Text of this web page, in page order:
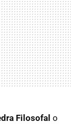
Filosofal o